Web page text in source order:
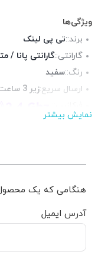
ویژگی‌ها
برند::تی پی لینک
گارانتی::گارانتی پانا /
رنگ::سفید
ارسال سریع:زیر 3 ساعت فقط شهر تهران و حومه نزدیک ( پس کرایه )
پورت شبکه::
نمایش بیشتر
هنگامی که یک
آدرس ایمیل